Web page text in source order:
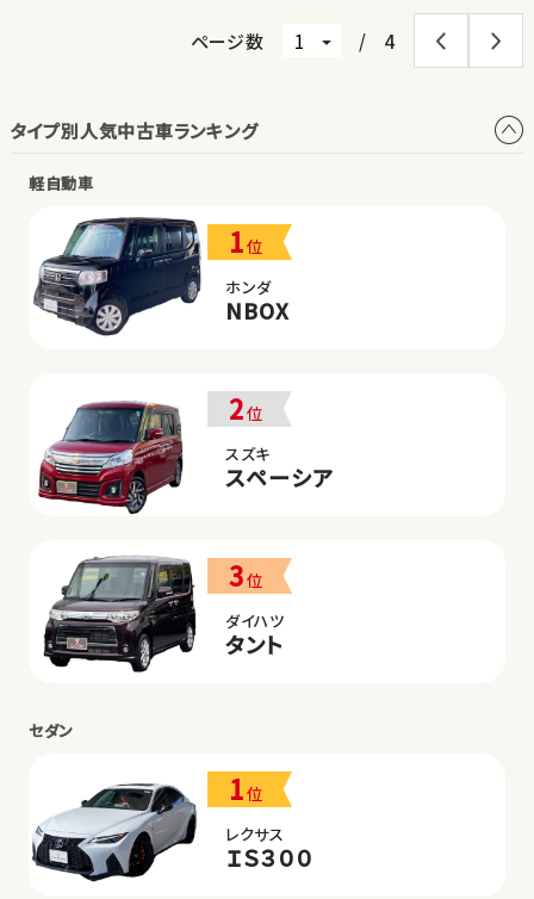
ページ数 / 4
タイプ別人気中古車ランキング
軽自動車
1位
ホンダ
NBOX
2位
スズキ
スペーシア
3位
ダイハツ
タント
セダン
1位
レクサス
ＩＳ３００